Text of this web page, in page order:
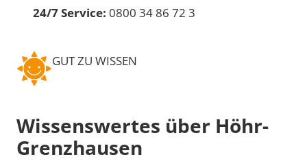
24/7 Service: 0800 34 86 72 3
GUT ZU WISSEN
Wissenswertes über Höhr-
Grenzhausen